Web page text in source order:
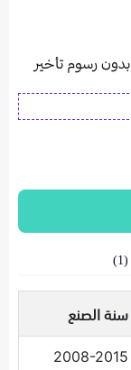
سنة الصنع
2008-2015